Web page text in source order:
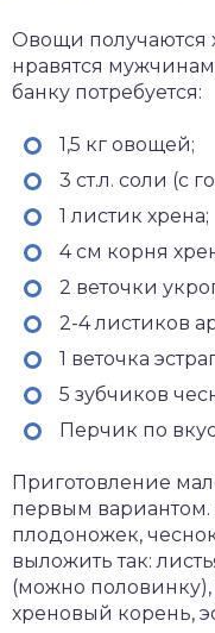
Овощи получаются
нравятся
банку потребуется:
1,5 кг овощей;
3 ст.л. соли (с
1 листик хрена;
4 см корня
2 веточки
2-4 листиков
1 веточка
5 зубчиков
Перчик по
Приготовление
первым
плодоножек,
выложить так:
(можно половинку),
хреновый корень,